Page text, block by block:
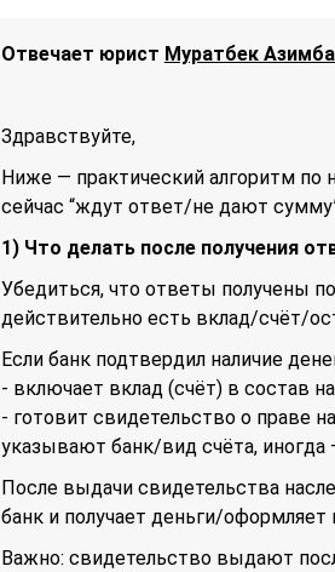
Отвечает юрист Муратбек
Здравствуйте,
Ниже — практический алгоритм по
сейчас “ждут ответ/не дают
1) Что делать после получения
Убедиться, что ответы получены
действительно есть вклад/счёт/
Если банк подтвердил наличие
- включает вклад (счёт) в состав
- готовит свидетельство о праве
указывают банк/вид счёта, иногда
После выдачи свидетельства
банк и получает деньги/
Важно: свидетельство выдают